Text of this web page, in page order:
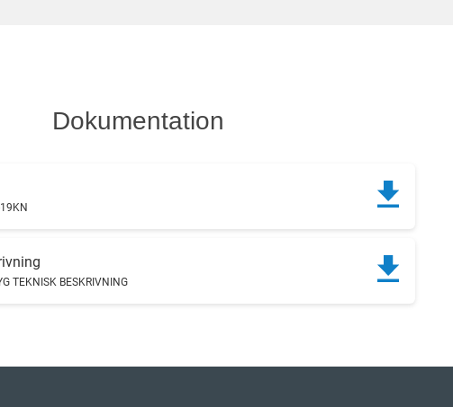
Dokumentation
TEKNISK BESKRIVNING